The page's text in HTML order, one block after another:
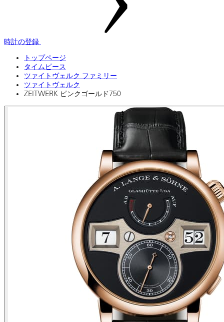
時計の登録
トップページ
タイムピース
ツァイトヴェルク ファミリー
ツァイトヴェルク
ZEITWERK ピンクゴールド750